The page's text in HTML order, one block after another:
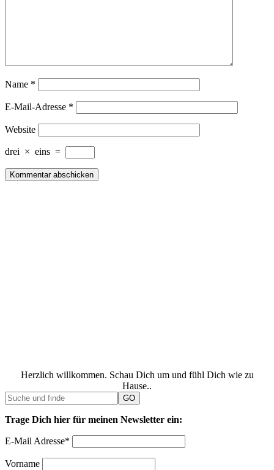
Name *
E-Mail-Adresse *
Website
drei × eins =
Herzlich willkommen. Schau Dich um und fühl Dich wie zu
Hause..
Trage Dich hier für meinen Newsletter ein:
E-Mail Adresse*
Vorname